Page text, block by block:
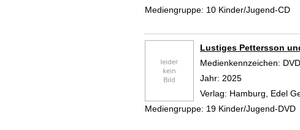
Mediengruppe: 10 Kinder/Jugend-CD
Lustiges Pettersson
Suche nach diesem
Medienkennzeichen:
Jahr: 2025
Verlag: Hamburg, Edel
Mediengruppe: 19 Kinder/Jugend-DVD